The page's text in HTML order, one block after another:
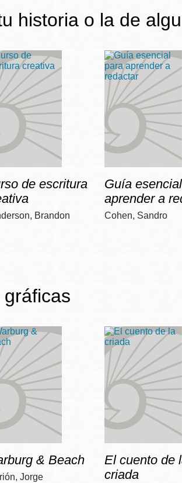
historia o la de
de escritura
Brandon
Guía
aprender a
Cohen, Sandro
& Beach
Jorge
El cuento de
criada